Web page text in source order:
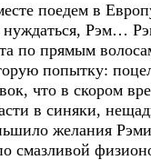
поедем в
Рэм…
по прямым
попытку:
что в скором
в синяки,
желания
смазливой